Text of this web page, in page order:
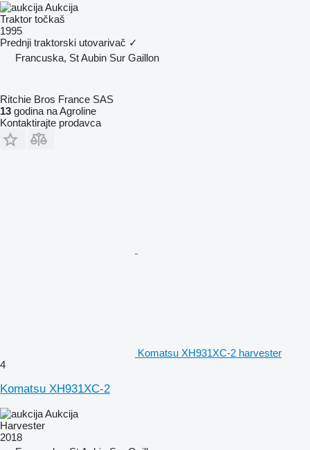
Aukcija
Traktor točkaš
1995
Prednji traktorski utovarivač ✓
Francuska, St Aubin Sur Gaillon
Ritchie Bros France SAS
13 godina na Agroline
Kontaktirajte prodavca
Komatsu XH931XC-2 harvester
4
Komatsu XH931XC-2
Aukcija
Harvester
2018